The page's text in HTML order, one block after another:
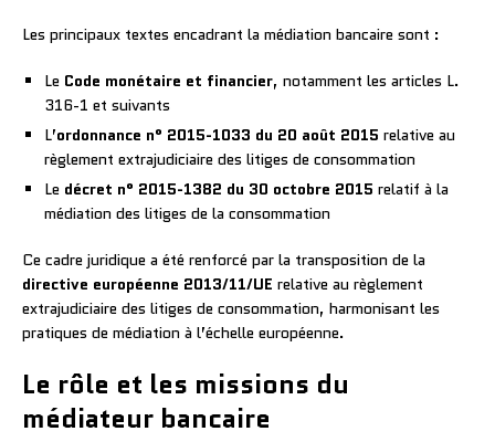
Les principaux textes encadrant la médiation bancaire sont :
Le Code monétaire et financier, notamment les articles L.
316-1 et suivants
L’ordonnance n° 2015-1033 du 20 août 2015 relative au
règlement extrajudiciaire des litiges de consommation
Le décret n° 2015-1382 du 30 octobre 2015 relatif à la
médiation des litiges de la consommation
Ce cadre juridique a été renforcé par la transposition de la
directive européenne 2013/11/UE relative au règlement
extrajudiciaire des litiges de consommation, harmonisant les
pratiques de médiation à l’échelle européenne.
Le rôle et les missions du
médiateur bancaire